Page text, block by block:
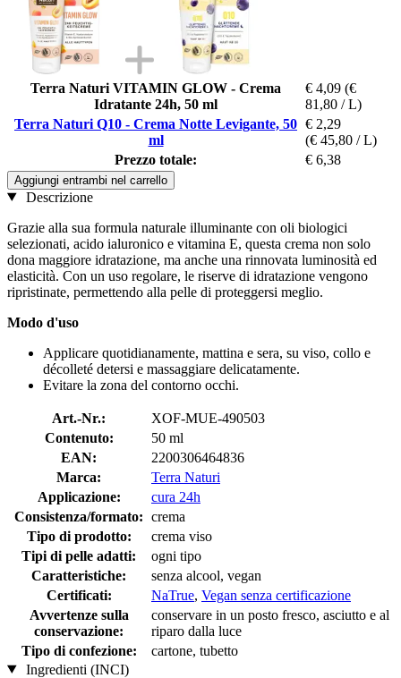
Terra Naturi VITAMIN GLOW - Crema
Idratante 24h, 50 ml
€ 4,09 (€
81,80 / L)
Terra Naturi Q10 - Crema Notte Levigante, 50
ml
€ 2,29
(€ 45,80 / L)
Prezzo totale:
€ 6,38
Aggiungi entrambi nel carrello
Descrizione
Grazie alla sua formula naturale illuminante con oli biologici
selezionati, acido ialuronico e vitamina E, questa crema non solo
dona maggiore idratazione, ma anche una rinnovata luminosità ed
elasticità. Con un uso regolare, le riserve di idratazione vengono
ripristinate, permettendo alla pelle di proteggersi meglio.
Modo d'uso
Applicare quotidianamente, mattina e sera, su viso, collo e
décolleté detersi e massaggiare delicatamente.
Evitare la zona del contorno occhi.
Art.-Nr.:
XOF-MUE-490503
Contenuto:
50 ml
EAN:
2200306464836
Marca:
Terra Naturi
Applicazione:
cura 24h
Consistenza/formato: crema
Tipo di prodotto:
crema viso
Tipi di pelle adatti:
ogni tipo
Caratteristiche:
senza alcool, vegan
Certificati:
NaTrue, Vegan senza certificazione
Avvertenze sulla
conservazione:
conservare in un posto fresco, asciutto e al
riparo dalla luce
Tipo di confezione:
cartone, tubetto
Ingredienti (INCI)